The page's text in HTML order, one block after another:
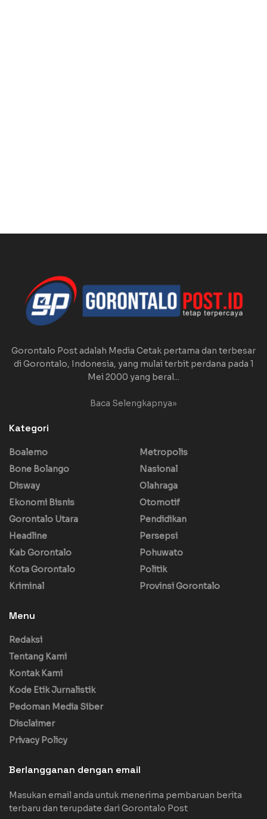
Gorontalo Post adalah Media Cetak pertama dan terbesar
di Gorontalo, Indonesia, yang mulai terbit perdana pada 1
Mei 2000 yang beral...
Baca Selengkapnya»
Kategori
Boalemo
Bone Bolango
Disway
Ekonomi Bisnis
Gorontalo Utara
Headline
Kab Gorontalo
Kota Gorontalo
Kriminal
Metropolis
Nasional
Olahraga
Otomotif
Pendidikan
Persepsi
Pohuwato
Politik
Provinsi Gorontalo
Menu
Redaksi
Tentang Kami
Kontak Kami
Kode Etik Jurnalistik
Pedoman Media Siber
Disclaimer
Privacy Policy
Berlangganan dengan email
Masukan email anda untuk menerima pembaruan berita
terbaru dan terupdate dari Gorontalo Post